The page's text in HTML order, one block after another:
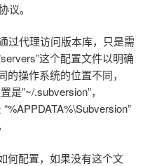
议。
过代理访问版本库，只是需
这个配置文件以明确
操作系统的位置不同，
”~/.subversion”，
何配置，如果没有这个文